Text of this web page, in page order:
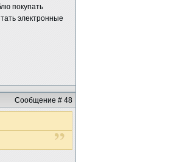
покупать
электронные
Сообщение # 48